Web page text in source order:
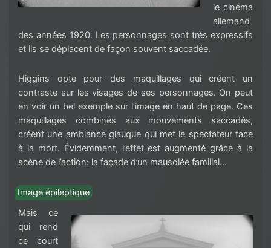
le cinéma
allemand
des années 1920. Les personnages sont très expressifs
et ils se déplacent de façon souvent saccadée.
Higgins opte pour des maquillages qui créent un
contraste sur les visages de ses personnages. On peut
en voir un bel exemple sur l’image en haut de page. Ces
maquillages combinés aux mouvements saccadés,
créent une ambiance glauque qui met le spectateur face
à la mort. Évidemment, l’effet est augmenté grâce à la
scène de l’action: la façade d’un mausolée familial…
Image épileptique
Mais ce
qui rend
ce court